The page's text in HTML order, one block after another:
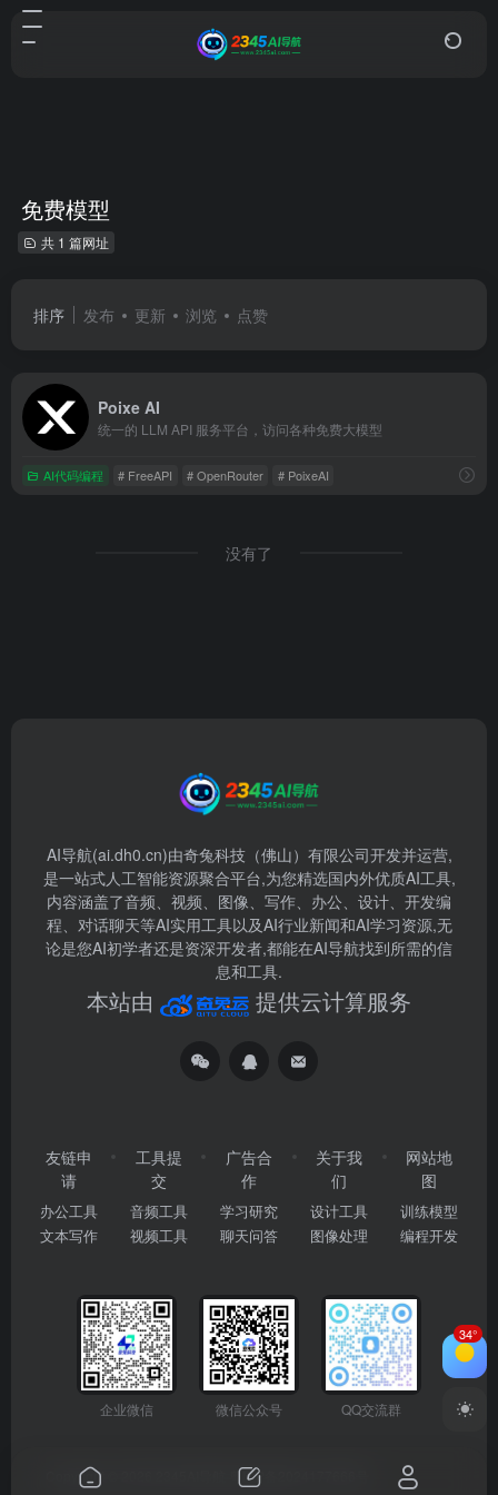
免费模型
共 1 篇网址
排序 发布 更新 浏览 点赞
Poixe AI
统一的 LLM API 服务平台，访问各种免费大模型
AI代码编程 # FreeAPI # OpenRouter # PoixeAI
没有了
AI导航(ai.dh0.cn)由奇兔科技（佛山）有限公司开发并运营,
是一站式人工智能资源聚合平台,为您精选国内外优质AI工具,
内容涵盖了音频、视频、图像、写作、办公、设计、开发编
程、对话聊天等AI实用工具以及AI行业新闻和AI学习资源,无
论是您AI初学者还是资深开发者,都能在AI导航找到所需的信
息和工具.
本站由 提供云计算服务
友链申
请
办公工具
文本写作
工具提
交
音频工具
视频工具
广告合
作
学习研究
聊天问答
关于我
们
设计工具
图像处理
网站地
图
训练模型
编程开发
企业微信 微信公众号 QQ交流群
Copyright © 2026 粤ICP备2024177666号
34°